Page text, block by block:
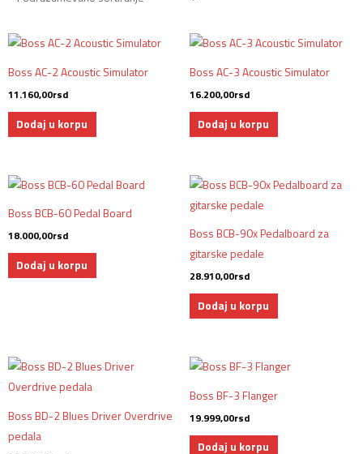
Boss AC-2 Acoustic Simulator
11.160,00rsd
Dodaj u korpu
Boss AC-3 Acoustic Simulator
16.200,00rsd
Dodaj u korpu
Boss BCB-60 Pedal Board
18.000,00rsd
Dodaj u korpu
Boss BCB-90x Pedalboard za
gitarske pedale
28.910,00rsd
Dodaj u korpu
Boss BD-2 Blues Driver Overdrive
pedala
Boss BF-3 Flanger
19.999,00rsd
Dodaj u korpu